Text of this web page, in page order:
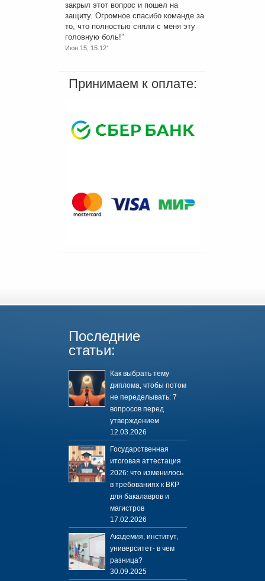
закрыл этот вопрос и пошел на
защиту. Огромное спасибо команде за
то, что полностью сняли с меня эту
головную боль!”
Июн 15, 15:12’
Принимаем к оплате:
Последние
статьи:
Как выбрать тему
диплома, чтобы потом
не переделывать: 7
вопросов перед
утверждением
12.03.2026
Государственная
итоговая аттестация
2026: что изменилось
в требованиях к ВКР
для бакалавров и
магистров
17.02.2026
Академия, институт,
университет- в чем
разница?
30.09.2025